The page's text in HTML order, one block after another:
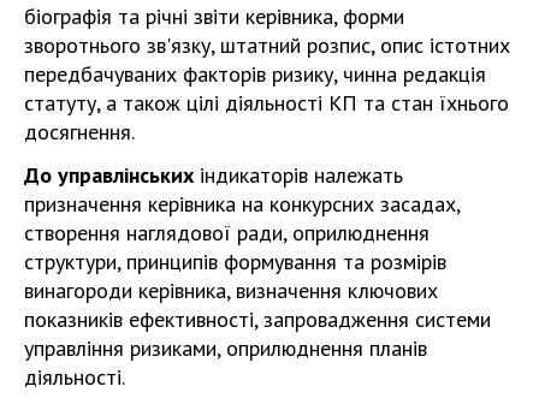
біографія та річні звіти керівника, форми
зворотнього зв'язку, штатний розпис, опис істотних
передбачуваних факторів ризику, чинна редакція
статуту, а також цілі діяльності КП та стан їхнього
досягнення.
До управлінських індикаторів належать
призначення керівника на конкурсних засадах,
створення наглядової ради, оприлюднення
структури, принципів формування та розмірів
винагороди керівника, визначення ключових
показників ефективності, запровадження системи
управління ризиками, оприлюднення планів
діяльності.